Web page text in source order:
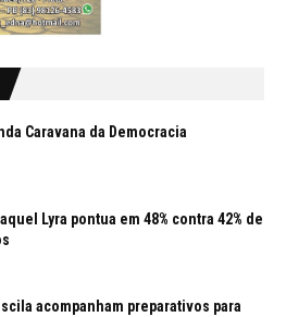
Caravana da Democracia
Lyra pontua em 48% contra 42% de
acompanham preparativos para